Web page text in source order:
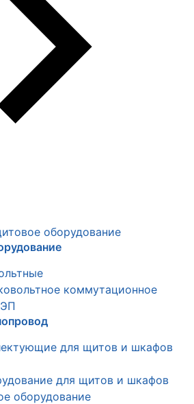
оборудование
коммутационное
для щитов и шкафов
для щитов и шкафов
оборудование